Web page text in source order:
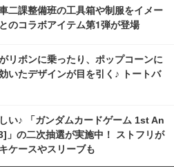
二課整備班の工具箱や制服をイメー
のコラボアイテム第1弾が登場
リボンに乗ったり、ポップコーンに
いたデザインが目を引く♪ トートバ
い♪ 「ガンダムカードゲーム 1st An
の二次抽選が実施中！ ストフリが
ケースやスリーブも